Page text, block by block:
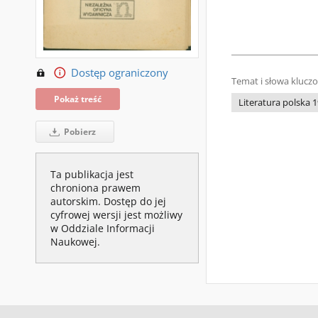
Dostęp ograniczony
Pokaż treść
Pobierz
Ta publikacja jest
chroniona prawem
autorskim. Dostęp do jej
cyfrowej wersji jest możliwy
w Oddziale Informacji
Naukowej.
Temat i słowa
Literatura polska